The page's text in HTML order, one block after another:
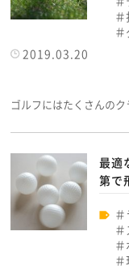
2019.03.20
ゴルフにはたくさんの
最適
第で